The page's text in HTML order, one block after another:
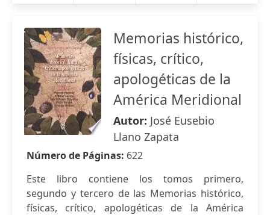
Memorias histórico,
físicas, crítico,
apologéticas de la
América Meridional
Autor: José Eusebio
Llano Zapata
Número de Páginas: 622
Este libro contiene los tomos primero,
segundo y tercero de las Memorias histórico,
físicas, crítico, apologéticas de la América